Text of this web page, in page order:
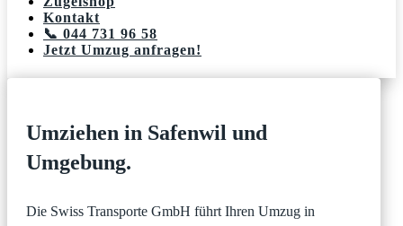
Kontakt
📞 044 731 96 58
Jetzt Umzug anfragen!
Umziehen in Safenwil und
Umgebung.
Die Swiss Transporte GmbH führt Ihren Umzug in